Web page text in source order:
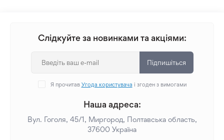
Слідкуйте за новинками та акціями:
Підпишіться
Я прочитав Угода користувача і згоден з вимогами
Наша адреса:
Вул. Гоголя, 45/1, Миргород, Полтавська область,
37600 Україна